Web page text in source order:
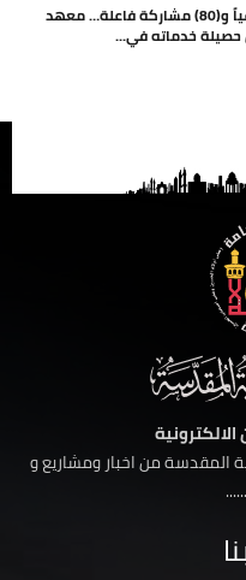
بـ(18) مشروعاً نوعياً و(80) مشاركة فاعلة… معهد
حصيلة خدماته في...
المقدسة من اخبار ومشاريع و